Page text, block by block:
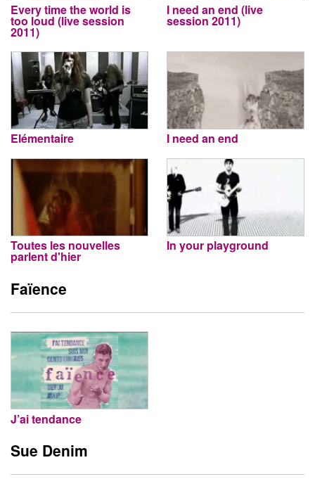
Every time the world is
too loud (live session
2011)
I need an end (live
session 2011)
Elémentaire I need an end
Toutes les nouvelles
parlent d'hier
In your playground
Faïence
J’ai tendance
Sue Denim